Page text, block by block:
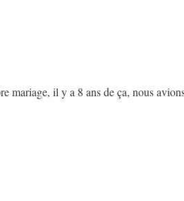
il y a 8 ans de ça, nous